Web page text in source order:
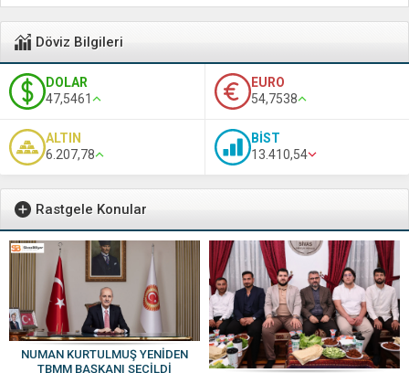
Döviz Bilgileri
DOLAR
47,5461
EURO
54,7538
ALTIN
6.207,78
BİST
13.410,54
Rastgele Konular
NUMAN KURTULMUŞ YENİDEN
TBMM BAŞKANI SEÇİLDİ